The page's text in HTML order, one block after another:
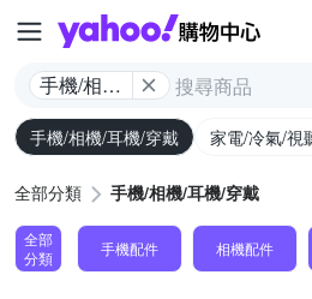
手機/相機/
耳機/穿戴
手機/相機/耳機/穿戴 家電/冷氣/視
全部分類 手機/相機/耳機/穿戴
全部
分類
手機配件 相機配件